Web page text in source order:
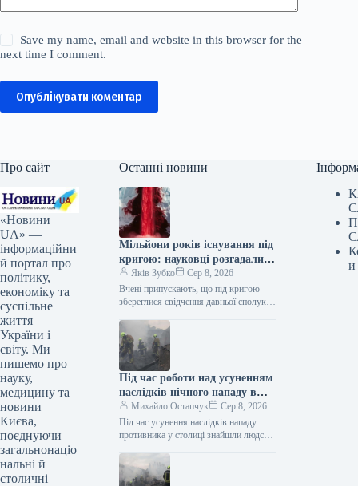
Save my name, email and website in this browser for the
next time I comment.
Опублікувати коментар
Про сайт
«Новини
UA» —
інформаційни
й портал про
політику,
економіку та
суспільне
життя
України і
світу. Ми
пишемо про
науку,
медицину та
новини
Києва,
поєднуючи
загальнонаціо
нальні й
столичні
Останні новини
Мільйони років існування під
кригою: науковці розгадали
загадку Кривавих водоспадів
Яків Зубко
Сер 8, 2026
Вчені припускають, що під кригою
збереглися свідчення давньої сполуки
басейном. Кривавий водоспад в
Антарктиді / ©…
Під час роботи над усуненням
наслідків нічного нападу в
Києві знайдено людське тіло.
Михайло Остапчук
Сер 8, 2026
Під час усунення наслідків нападу
противника у столиці знайшли людське
у Телеграмі написала Київська…
и